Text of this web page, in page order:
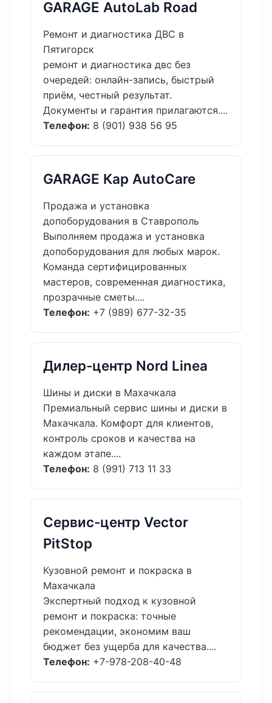
GARAGE AutoLab Road
Ремонт и диагностика ДВС в
Пятигорск
ремонт и диагностика двс без
очередей: онлайн-запись, быстрый
приём, честный результат.
Документы и гарантия прилагаются....
Телефон: 8 (901) 938 56 95
GARAGE Кар AutoCare
Продажа и установка
допоборудования в Ставрополь
Выполняем продажа и установка
допоборудования для любых марок.
Команда сертифицированных
мастеров, современная диагностика,
прозрачные сметы....
Телефон: +7 (989) 677-32-35
Дилер-центр Nord Linea
Шины и диски в Махачкала
Премиальный сервис шины и диски в
Махачкала. Комфорт для клиентов,
контроль сроков и качества на
каждом этапе....
Телефон: 8 (991) 713 11 33
Сервис-центр Vector
PitStop
Кузовной ремонт и покраска в
Махачкала
Экспертный подход к кузовной
ремонт и покраска: точные
рекомендации, экономим ваш
бюджет без ущерба для качества....
Телефон: +7-978-208-40-48